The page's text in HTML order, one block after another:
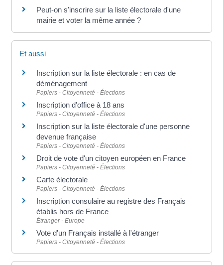
Peut-on s'inscrire sur la liste électorale d'une
mairie et voter la même année ?
Et aussi
Inscription sur la liste électorale : en cas de
déménagement
Papiers - Citoyenneté - Élections
Inscription d'office à 18 ans
Papiers - Citoyenneté - Élections
Inscription sur la liste électorale d'une personne
devenue française
Papiers - Citoyenneté - Élections
Droit de vote d'un citoyen européen en France
Papiers - Citoyenneté - Élections
Carte électorale
Papiers - Citoyenneté - Élections
Inscription consulaire au registre des Français
établis hors de France
Étranger - Europe
Vote d'un Français installé à l'étranger
Papiers - Citoyenneté - Élections